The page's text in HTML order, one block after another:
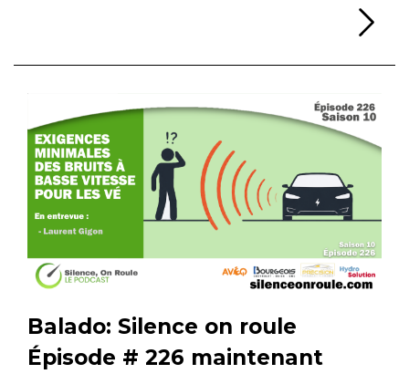
Balado: Silence on roule
Épisode # 226 maintenant